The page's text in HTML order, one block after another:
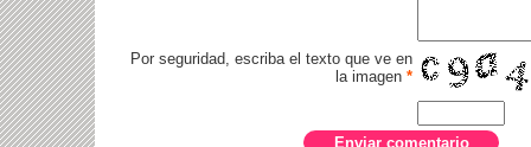
Por seguridad, escriba el texto que ve en
la imagen *